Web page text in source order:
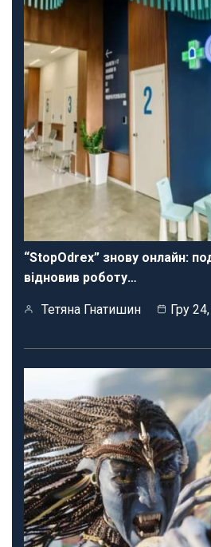
“StopOdrex” знову онлайн:
відновив роботу…
Тетяна Гнатишин Гру